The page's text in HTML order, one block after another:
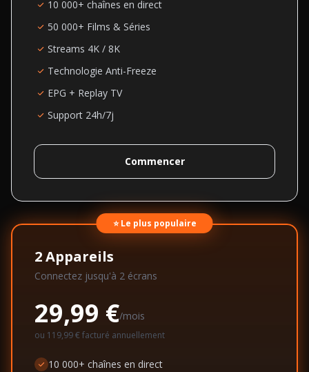
10 000+ chaînes en direct
50 000+ Films & Séries
Streams 4K / 8K
Technologie Anti-Freeze
EPG + Replay TV
Support 24h/7j
Commencer
⭐ Le plus populaire
2Appareils
Connectez jusqu'à 2 écrans
29,99 €/mois
ou 119,99 €facturé annuellement
10 000+ chaînes en direct